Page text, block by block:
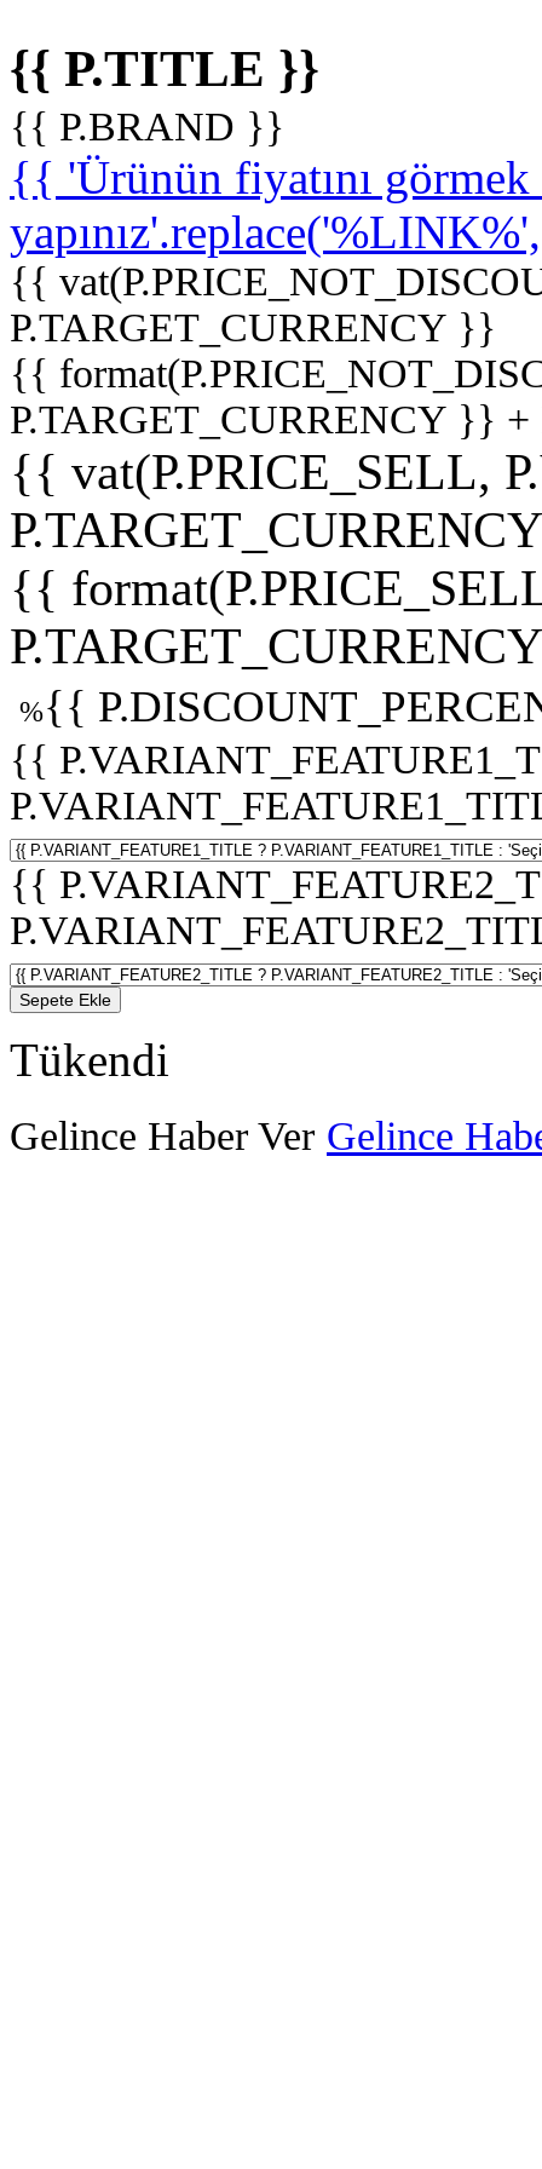
{{ P.TITLE }}
{{ P.BRAND }}
{{ 'Ürünün fiyatını
{{
P.TARGET_CURRENCY }}
{{
P.TARGET_CURRENCY }}
{{ vat(P.PRICE_SELL,
{{
%{{
{{
{{
Sepete Ekle
Tükendi
Gelince Haber Ver Gelince